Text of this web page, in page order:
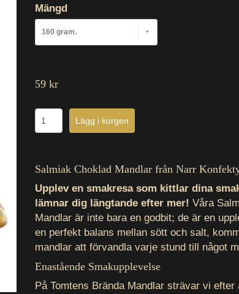
Mängd
160 gram.
59 kr
Salmiak Choklad Mandlar från Narr
Upplev en smakresa som kittlar dina
lämnar dig längtande efter mer! Våra
Mandlar är inte bara en godbit; de är en
en perfekt balans mellan sött och salt,
mandlar att förvandla varje stund till något
Enastående Smakupplevelse
På Tomtens Brända Mandlar strävar vi efter